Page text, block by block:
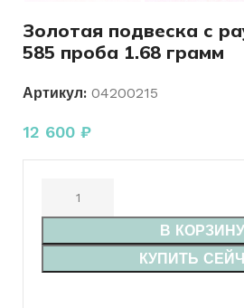
Золотая подвеска с
585 проба 1.68 грамм
Артикул: 04200215
12 600 ₽
В КОРЗИНУ
КУПИТЬ